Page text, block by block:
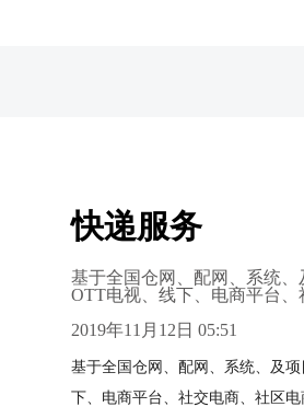
快递服务
基于全国仓网、配网、系统
OTT电视、线下、电商平台
2019年11月12日 05:51
基于全国仓网、配网、系统、及
下、电商平台、社交电商、社区